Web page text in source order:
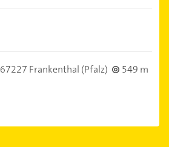
67227 Frankenthal (Pfalz)
549 m